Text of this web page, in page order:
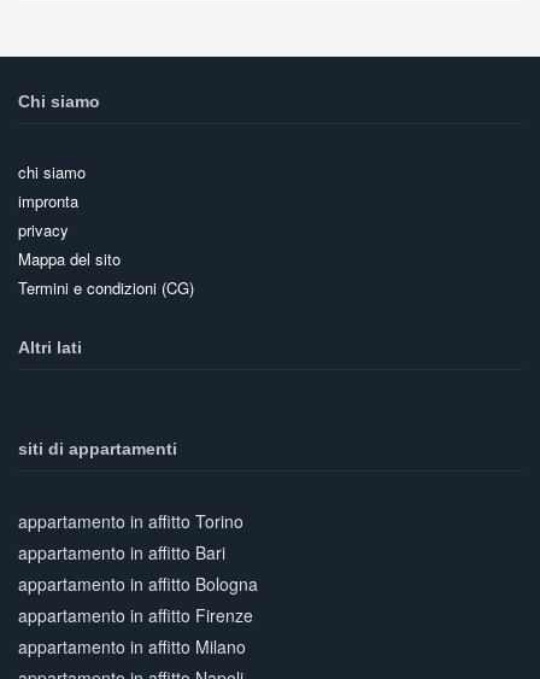
Chi siamo
chi siamo
impronta
privacy
Mappa del sito
Termini e condizioni (CG)
Altri lati
siti di appartamenti
appartamento in affitto Torino
appartamento in affitto Bari
appartamento in affitto Bologna
appartamento in affitto Firenze
appartamento in affitto Milano